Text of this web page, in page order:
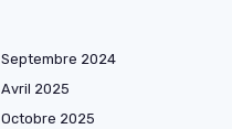
Septembre 2024
Avril 2025
Octobre 2025